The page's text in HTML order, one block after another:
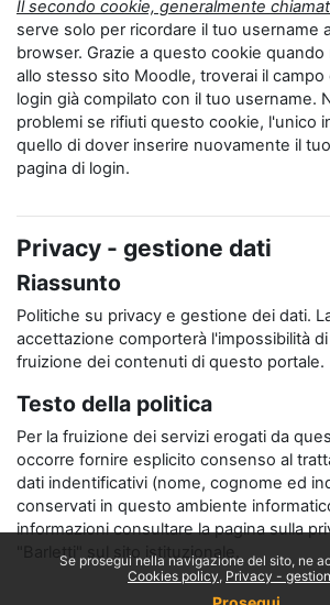
Il secondo cookie, generalmente
serve solo per ricordare il tuo username
browser. Grazie a questo cookie quando
allo stesso sito Moodle, troverai il campo
login già compilato con il tuo username.
problemi se rifiuti questo cookie, l'unico
quello di dover inserire nuovamente il
pagina di login.
Privacy - gestione dati
Riassunto
Politiche su privacy e gestione dei dati.
accettazione comporterà l'impossibilità
fruizione dei contenuti di questo portale.
Testo della politica
Per la fruizione dei servizi erogati da
occorre fornire esplicito consenso al
dati indentificativi (nome, cognome ed
conservati in questo ambiente
informazioni consultare lapagina sulla
"Barletti" sul sito istituzionale.
Se prosegui nella navigazione del sito, ne
Cookies policy Privacy -